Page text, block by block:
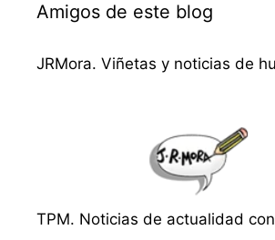
Amigos de este blog
JRMora. Viñetas y noticias de
TPM. Noticias de actualidad